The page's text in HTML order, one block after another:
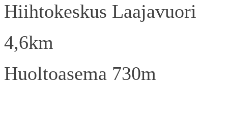
Hiihtokeskus Laajavuori
4,6km
Huoltoasema 730m